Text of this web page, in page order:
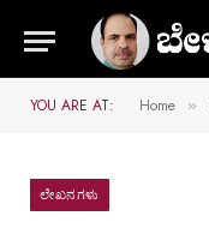
YOU ARE AT: Home »
ಲೇಖನಗಳು